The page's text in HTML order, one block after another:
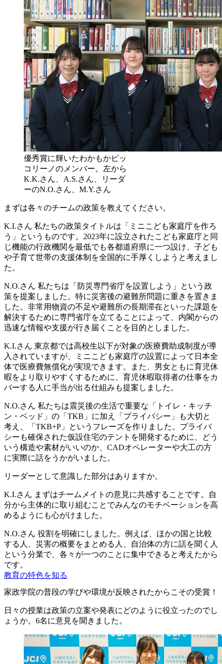
優秀賞に輝いたわかもかピッ
コリーノのメンバー。左から
K.K.さん、A.S.さん、リーダ
ーのN.O.さん、M.Y.さん
まずは各々のチームの政策を教えてください。
K.I.さん 私たちの政策タイトルは「ミニこども家庭庁を作ろ
う」というものです。2023年に設立されたこども家庭庁と同
じ機能の行政機関を最低でも各都道府県に一つ設け、子ども
や子育て世帯の支援体制を全国的に手厚くしようと考えまし
た。
N.O.さん 私たちは「防災専門省庁を設置しよう」という政
策を提案しました。特に災害後の避難所問題に重きを置きま
した。非常用物資の不足や避難所の長期滞在といった課題を
解決するために専門省庁を立てることによって、内閣からの
迅速な情報や支援が行き届くことを目的としました。
K.I.さん 東京都では高校生以下が対象の医療費助成制度が導
入されていますが、ミニこども家庭庁の設置によって日本全
体で医療費無償化が実現できます。また、男女ともに育児休
暇をより取りやすくするために、育児休暇取得者の仕事をカ
バーする人に手当が出る仕組みも提案しました。
N.O.さん 私たちは震災後の生活で重要な「トイレ・キッチ
ン・ベッド」の「TKB」に加え「プライバシー」も大切と
考え、「TKB+P」というフレーズを作りました。プライバ
シーも確保された仮設住宅のテントを開発するために、どう
いう構造や素材がいいのか、CADオペレーターや大工の方
に実際に話をうかがいました。
リーダーとして意識した部分はありますか。
K.I.さん まずはチームメイトの意見に共感することです。自
分から主体的に取り組むことでみんなのモチベーションを高
めるようにも心がけました。
N.O.さん 役割を明確にしました。例えば、ほかの国と比較
する人、災害の概要をまとめる人、自治体の方に話を聞く人
という分業で、各々が一つのことに集中できると考えたから
です。
教育の特色を知る
家政学院の普段の学びや環境が反映されたからこその受賞！
日々の授業は政策の立案や発表にどのように役立ったのでし
ょうか。6名に意見を聞きました。